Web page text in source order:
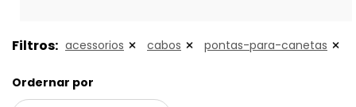
Filtros: acessorios cabos pontas-para-canetas
Ordernar por